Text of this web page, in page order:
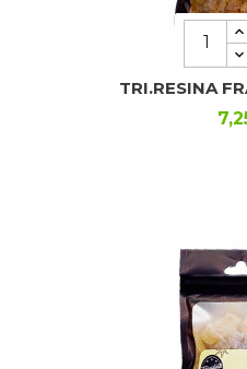
TRI.RESINA